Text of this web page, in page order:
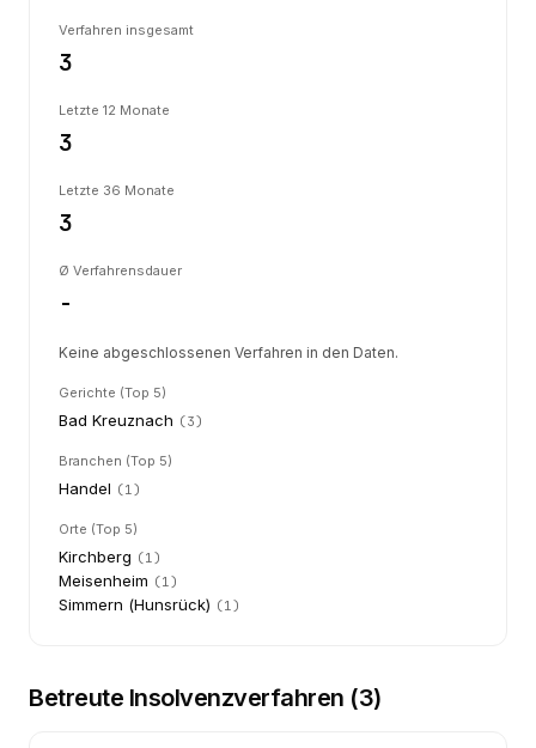
Verfahren insgesamt
3
Letzte 12 Monate
3
Letzte 36 Monate
3
Ø Verfahrensdauer
-
Keine abgeschlossenen Verfahren in den Daten.
Gerichte (Top 5)
Bad Kreuznach (3)
Branchen (Top 5)
Handel (1)
Orte (Top 5)
Kirchberg (1)
Meisenheim (1)
Simmern (Hunsrück) (1)
Betreute Insolvenzverfahren (3)